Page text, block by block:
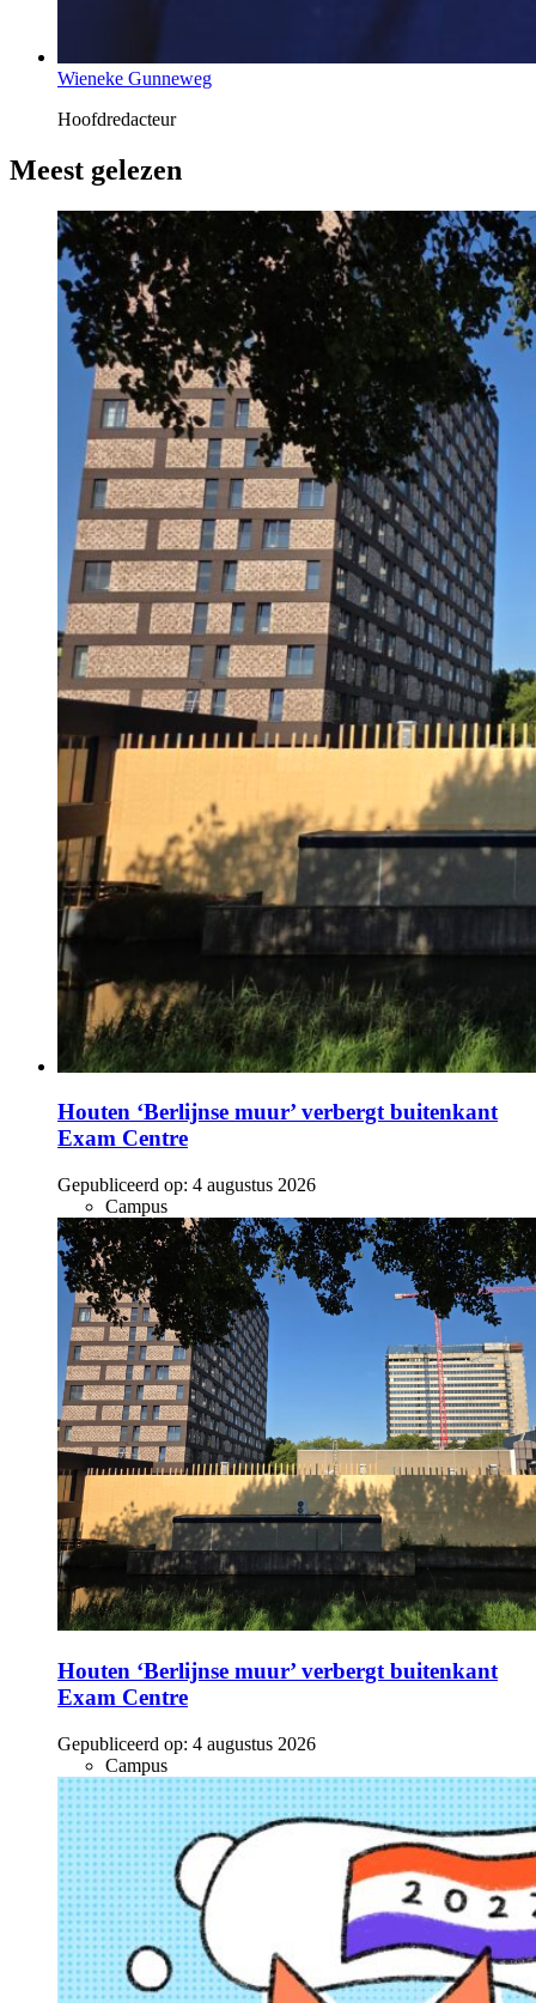
Wieneke Gunneweg
Hoofdredacteur
Meest gelezen
Houten ‘Berlijnse muur’ verbergt buitenkant
Exam Centre
Gepubliceerd op: 4 augustus 2026
Campus
Houten ‘Berlijnse muur’ verbergt buitenkant
Exam Centre
Gepubliceerd op: 4 augustus 2026
Campus